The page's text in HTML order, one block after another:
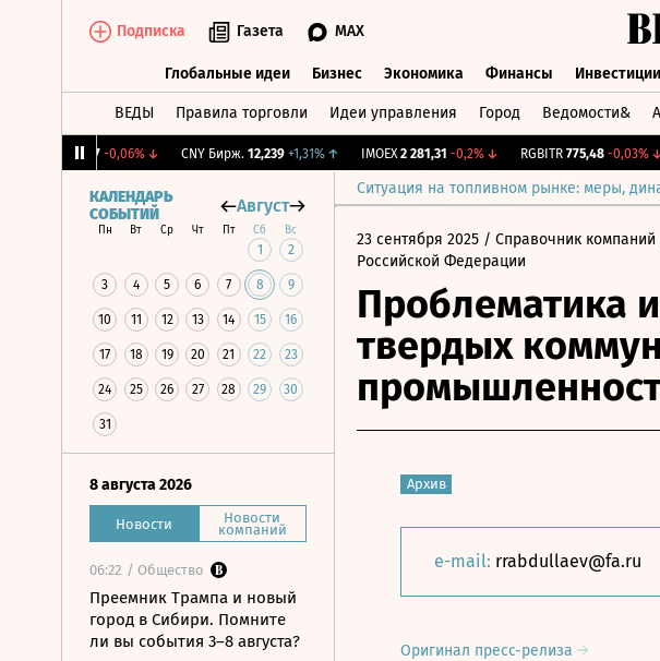
Подписка Газета MAX
Глобальные идеи Бизнес Экономика Финансы Инвестиции
ВЕДЫ Правила торговли Идеи управления Город Ведомости&
-0,06%↓ CNY Бирж. 12,239 +1,31%↑ IMOEX 2 281,31 -0,2%↓ RGBITR 775,48 -0,03%↓
Ситуация на топливном рынке: меры,
КАЛЕНДАРЬ
СОБЫТИЙ
Август
Пн Вт Ср Чт Пт Сб Вс
1 2
3 4 5 6 7 8 9
10 11 12 13 14 15 16
17 18 19 20 21 22 23
24 25 26 27 28 29 30
31
8 августа 2026
Новости Новости
компаний
06:22 / Общество
Преемник Трампа и новый
город в Сибири. Помните
ли вы события 3–8 августа?
23 сентября 2025 / Справочник компаний
Российской Федерации
Проблематика
твердых
Архив
e-mail: rrabdullaev@fa.ru
Оригинал пресс-релиза